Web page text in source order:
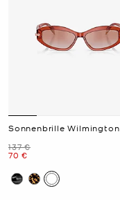
Sonnenbrille Wilmington
Zuvor
137 €
Jetzt
70 €